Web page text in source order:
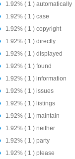
1.92% ( 1 ) automatically
1.92% ( 1 ) case
1.92% ( 1 ) copyright
1.92% ( 1 ) directly
1.92% ( 1 ) displayed
1.92% ( 1 ) found
1.92% ( 1 ) information
1.92% ( 1 ) issues
1.92% ( 1 ) listings
1.92% ( 1 ) maintain
1.92% ( 1 ) neither
1.92% ( 1 ) party
1.92% ( 1 ) please